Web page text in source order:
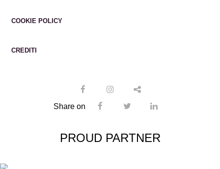
COOKIE POLICY
CREDITI
Share on
PROUD PARTNER